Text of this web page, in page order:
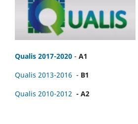
Qualis 2017-2020 - A1
Qualis 2013-2016 - B1
Qualis 2010-2012 - A2